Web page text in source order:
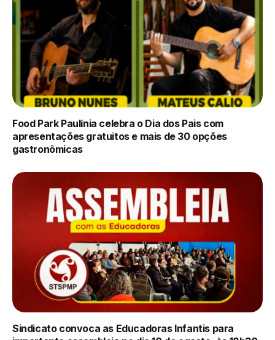
Food Park Paulínia celebra o Dia dos Pais com
apresentações gratuitos e mais de 30 opções
gastronômicas
Sindicato convoca as Educadoras Infantis para